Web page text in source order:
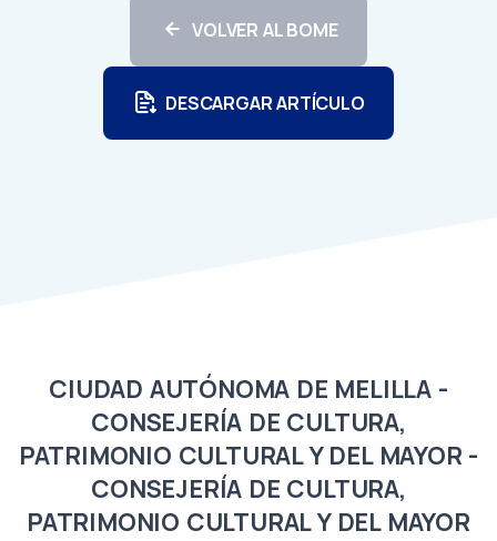
VOLVER AL BOME
DESCARGAR ARTÍCULO
CIUDAD AUTÓNOMA DE MELILLA -
CONSEJERÍA DE CULTURA,
PATRIMONIO CULTURAL Y DEL MAYOR -
CONSEJERÍA DE CULTURA,
PATRIMONIO CULTURAL Y DEL MAYOR